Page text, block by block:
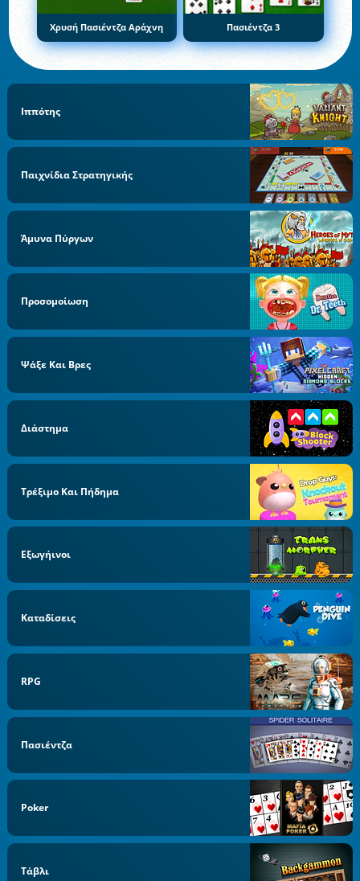
Χρυσή Πασιέντζα Αράχνη Πασιέντζα 3
Ιππότης
Παιχνίδια Στρατηγικής
Άμυνα Πύργων
Προσομοίωση
Ψάξε Και Βρες
Διάστημα
Τρέξιμο Και Πήδημα
Εξωγήινοι
Καταδίσεις
RPG
Πασιέντζα
Poker
Τάβλι